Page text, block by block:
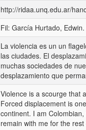
http://ridaa.unq.edu.ar/
Fil: García Hurtado,
La violencia es un un
las ciudades. El
muchas sociedades de
desplazamiento que
Violence is a scourge that
Forced displacement is
continent. I am
remain with me for the rest